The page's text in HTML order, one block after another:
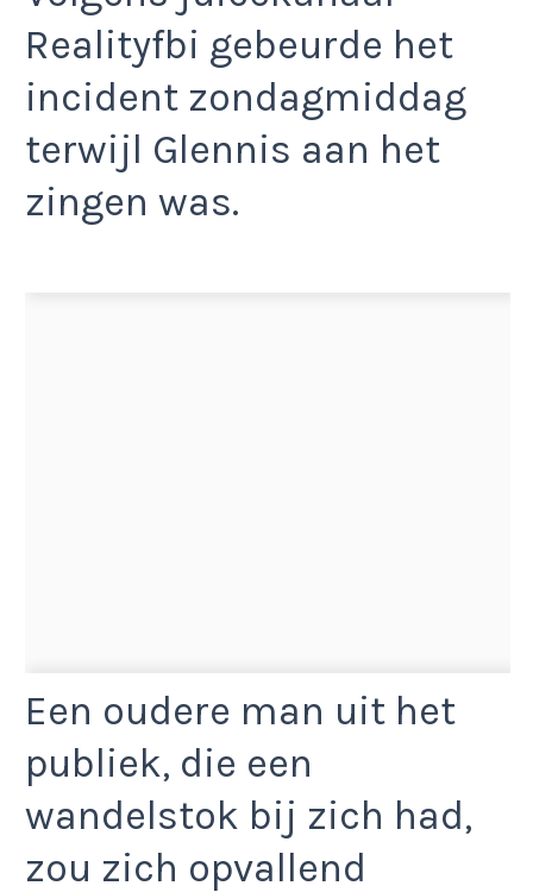
Realityfbi gebeurde het
incident zondagmiddag
terwijl Glennis aan het
zingen was.
Een oudere man uit het
publiek, die een
wandelstok bij zich had,
zou zich opvallend